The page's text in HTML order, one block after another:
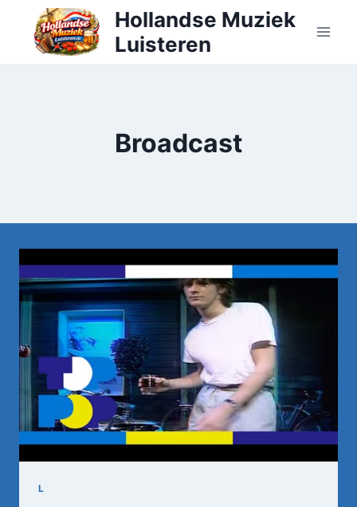
Doorgaan
inhoud
Hollandse Muziek
Luisteren
Broadcast
L